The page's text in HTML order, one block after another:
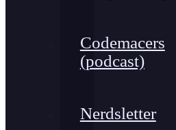
Codemacers
(podcast)
Nerdsletter